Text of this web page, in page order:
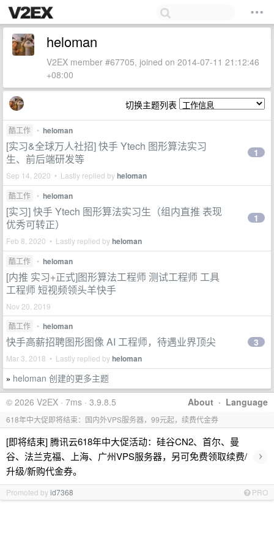
heloman
V2EX member #67705, joined on 2014-07-11 21:12:46
+08:00
切换主题列表
酷工作 • heloman
[实习&全球万人社招] 快手 Ytech 图形算法实习
生、前后端研发等
Sep 14, 2020 • Lastly replied byheloman
1
酷工作 • heloman
[实习] 快手 Ytech 图形算法实习生（组内直推 表现
优秀可转正）
Feb 8, 2020 • Lastly replied byheloman
1
酷工作 • heloman
[内推 实习+正式]图形算法工程师 测试工程师 工具
工程师 短视频领头羊快手
Nov 20, 2019
酷工作
• heloman
快手高薪招聘图形图像 AI 工程师，待遇业界顶尖
Mar 3, 2018 • Lastly replied byheloman
3
» heloman 创建的更多主题
About · Language
© 2026 V2EX · 7ms · 3.9.8.5
618年中大促即将结束：国内外VPS服务器，99元起，续费代金券
[即将结束] 腾讯云618年中大促活动：硅谷CN2、首尔、曼
谷、法兰克福、上海、广州VPS服务器，另可免费领取续费/
升级/新购代金券。
›
Promoted byid7368 PRO